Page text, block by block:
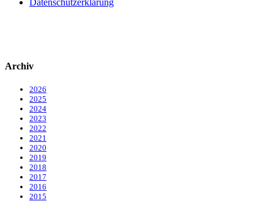
Archiv
2026
2025
2024
2023
2022
2021
2020
2019
2018
2017
2016
2015